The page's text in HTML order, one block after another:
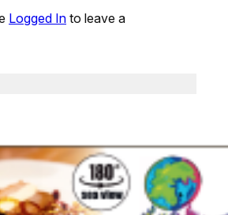
Logged In to leave a